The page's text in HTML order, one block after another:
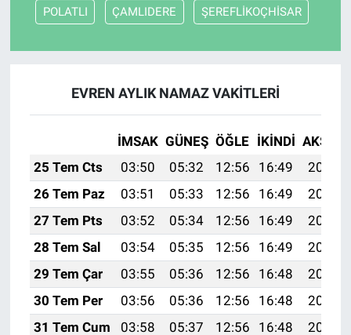
POLATLI ÇAMLIDERE ŞEREFLİKOÇHİSAR
EVREN AYLIK NAMAZ VAKITLERI
İMSAK GÜNEŞ ÖĞLE İKINDI AKŞAM
25 Tem Cts
03:50 05:32 12:56 16:49
20:11
26 Tem Paz
03:51 05:33 12:56 16:49
20:10
27 Tem Pts
03:52 05:34 12:56 16:49
20:09
28 Tem Sal
03:54 05:35 12:56 16:49
20:08
29 Tem Çar
03:55 05:36 12:56 16:48
20:07
30 Tem Per
03:56 05:36 12:56 16:48
20:06
31 Tem Cum
03:58 05:37 12:56 16:48
20:05